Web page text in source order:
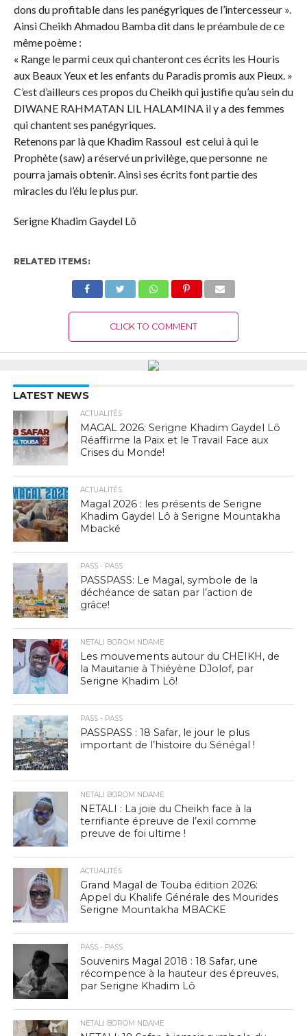
dons du profitable dans les panégyriques de l’intercesseur ».
Ainsi Cheikh Ahmadou Bamba dit dans le préambule de ce
même poème :
« Range le parmi ceux qui chanteront ces écrits les Houris
aux Beaux Yeux et les enfants du Paradis promis aux Pieux. »
C’est d’ailleurs ces propos du Cheikh qui justifie qu’au sein du
DIWANE RAHMATAN LIL HALAMINA il y a des femmes
qui chantent ses panégyriques.
Retenons par là que Khadim Rassoul est celui à qui le
Prophète (saw) a réservé un privilège, que personne ne
pourra jamais obtenir. Ainsi ses écrits font partie des
miracles du l’élu le plus pur.
Serigne Khadim Gaydel Lô
RELATED ITEMS:
CLICK TO COMMENT
LATEST NEWS
ACTUALITÉS
MAGAL 2026: Serigne Khadim Gaydel Lô
Réaffirme la Paix et le Travail Face aux
Crises du Monde!
ACTUALITÉS
Magal 2026 : les présents de Serigne
Khadim Gaydel Lô à Serigne Mountakha
Mbacké
PASS - PASS
PASSPASS: Le Magal, symbole de la
déchéance de satan par l’action de
grâce!
NETALI BOROM NDAME
Les mouvements autour du CHEIKH, de
la Mauitanie à Thiéyène DJolof, par
Serigne Khadim Lô!
PASS - PASS
PASSPASS : 18 Safar, le jour le plus
important de l’histoire du Sénégal !
NETALI BOROM NDAME
NETALI : La joie du Cheikh face à la
terrifiante épreuve de l’exil comme
preuve de foi ultime !
ACTUALITÉS
Grand Magal de Touba édition 2026:
Appel du Khalife Générale des Mourides
Serigne Mountakha MBACKE
PASS - PASS
Souvenirs Magal 2018 : 18 Safar, une
récompence à la hauteur des épreuves,
par Serigne Khadim Lô
NETALI BOROM NDAME